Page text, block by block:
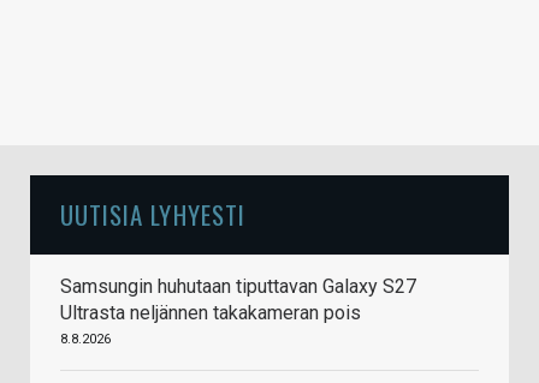
UUTISIA LYHYESTI
Samsungin huhutaan tiputtavan Galaxy S27
Ultrasta neljännen takakameran pois
8.8.2026